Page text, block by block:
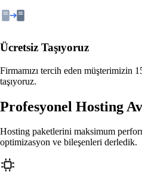
Ücretsiz Taşıyoruz
Firmamızı tercih eden müşterimizin
taşıyoruz.
Profesyonel Hosting
Hosting paketlerini maksimum
optimizasyon ve bileşenleri derledik.